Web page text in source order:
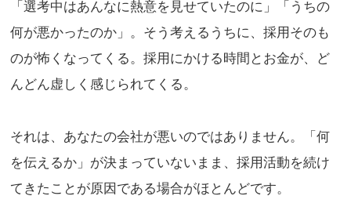
「選考中はあんなに熱意を見せていたのに」「うちの
何が悪かったのか」。そう考えるうちに、採用そのも
のが怖くなってくる。採用にかける時間とお金が、ど
んどん虚しく感じられてくる。
それは、あなたの会社が悪いのではありません。「何
を伝えるか」が決まっていないまま、採用活動を続け
てきたことが原因である場合がほとんどです。